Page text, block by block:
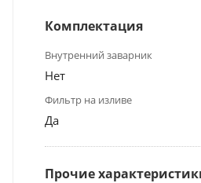
Комплектация
Внутренний заварник
Нет
Фильтр на изливе
Да
Прочие